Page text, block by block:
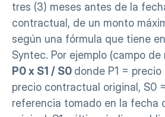
tres (3) meses antes de la
contractual, de un monto
según una fórmula que tiene
Syntec. Por ejemplo (campo de
P0 x S1 / S0 donde P1 =
precio contractual original, S0
referencia tomado en la fecha